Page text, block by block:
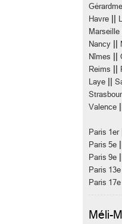
Havre
Marseille
Nancy
Nîmes
Reims
Laye
Valence
Paris 1er
Paris 5e
Paris 9e
Paris 13e
Paris 17e
Méli-